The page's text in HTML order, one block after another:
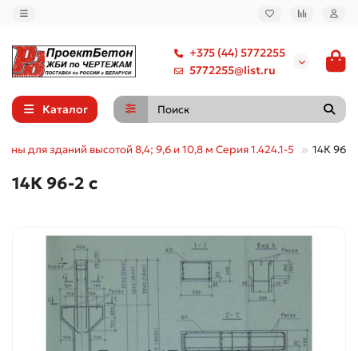
+375 (44) 5772255
5772255@list.ru
Каталог
для зданий высотой 8,4; 9,6 и 10,8 м Серия 1.424.1-5 14К 96-2
14К 96-2 с